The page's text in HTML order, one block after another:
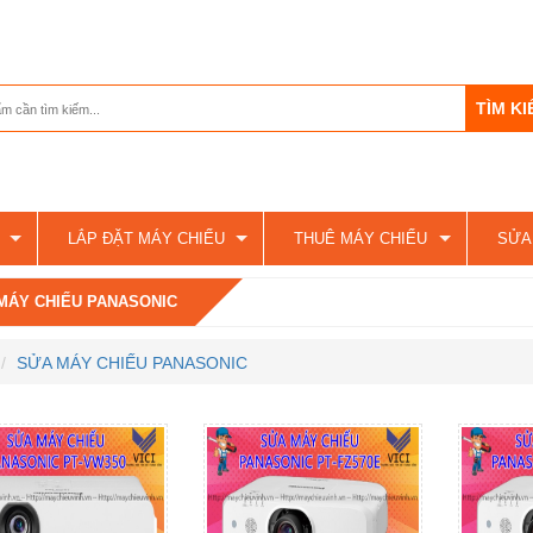
LẮP ĐẶT MÁY CHIẾU THUÊ MÁY CHIẾU SỬA
CHIẾU PANASONIC
SỬA MÁY CHIẾU PANASONIC